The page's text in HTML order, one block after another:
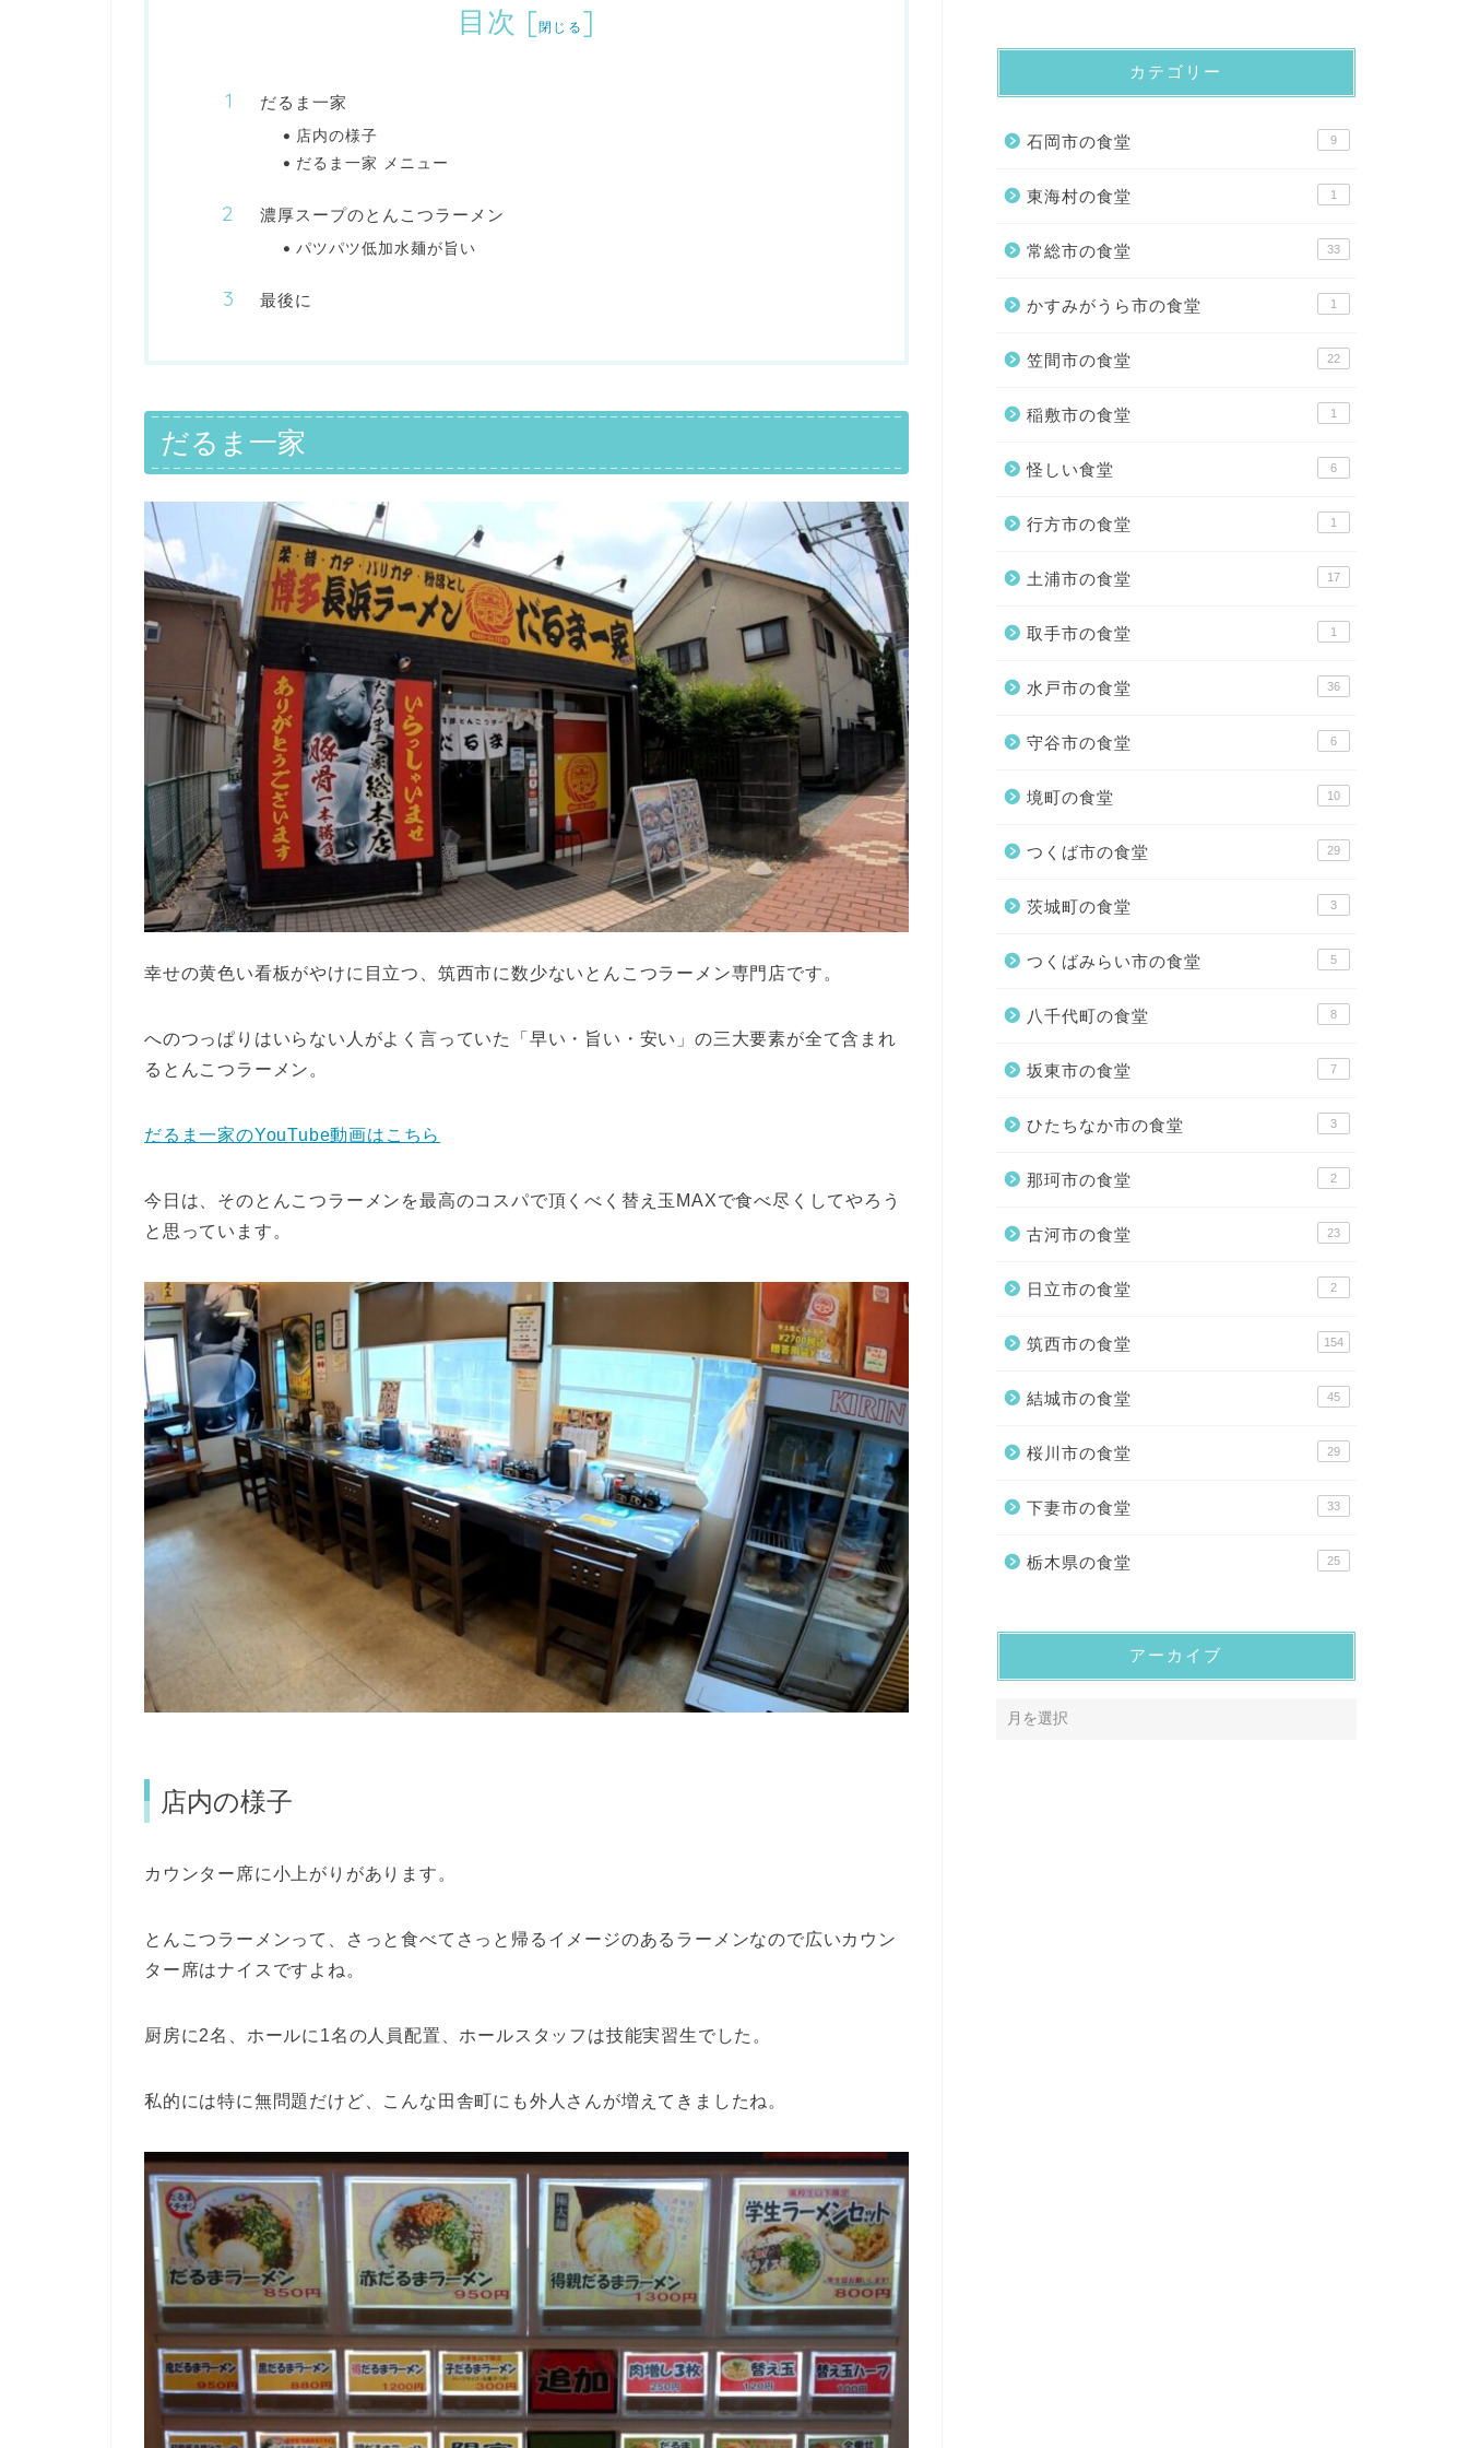
目次 [閉じる ]
だるま一家
店内の様子
だるま一家 メニュー
濃厚スープのとんこつラーメン
パツパツ低加水麺が旨い
最後に
だるま一家
幸せの黄色い看板がやけに目立つ、筑西市に数少ないとんこつラーメン専門店です。
へのつっぱりはいらない人がよく言っていた「早い・旨い・安い」の三大要素が全て含まれ
るとんこつラーメン。
だるま一家のYouTube動画はこちら
今日は、そのとんこつラーメンを最高のコスパで頂くべく替え玉MAXで食べ尽くしてやろう
と思っています。
店内の様子
カウンター席に小上がりがあります。
とんこつラーメンって、さっと食べてさっと帰るイメージのあるラーメンなので広いカウン
ター席はナイスですよね。
厨房に2名、ホールに1名の人員配置、ホールスタッフは技能実習生でした。
私的には特に無問題だけど、こんな田舎町にも外人さんが増えてきましたね。
カテゴリー
石岡市の食堂 9
東海村の食堂 1
常総市の食堂 33
かすみがうら市の食堂 1
笠間市の食堂 22
稲敷市の食堂 1
怪しい食堂 6
行方市の食堂 1
土浦市の食堂 17
取手市の食堂 1
水戸市の食堂 36
守谷市の食堂 6
境町の食堂 10
つくば市の食堂 29
茨城町の食堂 3
つくばみらい市の食堂 5
八千代町の食堂 8
坂東市の食堂 7
ひたちなか市の食堂 3
那珂市の食堂 2
古河市の食堂 23
日立市の食堂 2
筑西市の食堂 154
結城市の食堂 45
桜川市の食堂 29
下妻市の食堂 33
栃木県の食堂 25
アーカイブ